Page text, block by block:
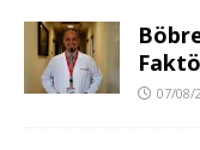
07/08/